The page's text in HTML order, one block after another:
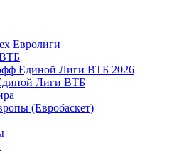
Евролиги
Единой Лиги ВТБ 2026
Лиги ВТБ
(Евробаскет)